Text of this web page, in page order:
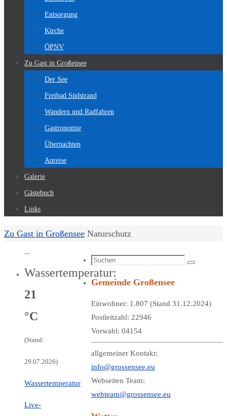
Entsorgung
Kirche
ÖPNV
Zu Gast in Großensee
Der See
Freibad Südstrand
Wandern und Radfahren
Gastronomie
Übernachten
Anreise
Galerie
Gästebuch
Links
Start
Zu Gast in Großensee Naturschutz
Wassertemperatur:
21
°C
(Stand:
29.07.2026)
Wassertemperatur
Live-
Suchen
nach:
Suchen
Gemeinde Großensee
Einwohner: 1.807 (Stand 31.12.2024)
Postleitzahl: 22946
Vorwahl: 04154
allgemeiner Kontakt:
info@grossensee.eu
Webseiten Team:
webteam@grossensee.eu